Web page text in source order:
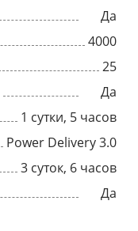
Да
4000
25
Да
1 сутки, 5 часов
Power Delivery 3.0
3 суток, 6 часов
Да